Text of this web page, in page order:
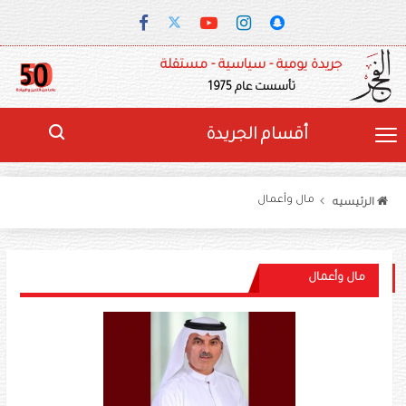
جريدة يومية - سياسية - مستقلة
تأسست عام 1975
أقسام الجريدة
الرئيسيه مال وأعمال
مال وأعمال